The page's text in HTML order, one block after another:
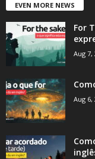
EVEN MORE NEWS
For
Aug 7,
Aug 6,